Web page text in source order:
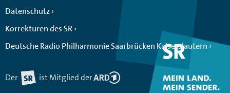
Datenschutz
Korrekturen des SR
Deutsche Radio Philharmonie Saarbrücken Kaiserslautern
Der ist Mitglied der